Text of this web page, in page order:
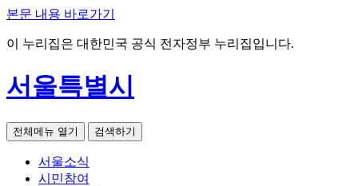
본문 내용 바로가기
이 누리집은 대한민국 공식 전자정부 누리집입니다.
서울특별시
전체메뉴 열기 검색하기
서울소식
시민참여